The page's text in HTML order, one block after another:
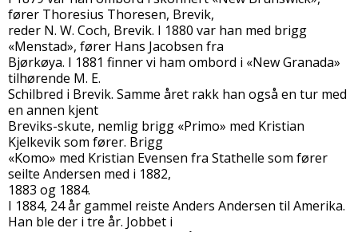
fører Thoresius Thoresen, Brevik,
reder N. W. Coch, Brevik. I 1880 var han med brigg
«Menstad», fører Hans Jacobsen fra
Bjørkøya. I 1881 finner vi ham ombord i «New Granada»
tilhørende M. E.
Schilbred i Brevik. Samme året rakk han også en tur med
en annen kjent
Breviks-skute, nemlig brigg «Primo» med Kristian
Kjelkevik som fører. Brigg
«Komo» med Kristian Evensen fra Stathelle som fører
seilte Andersen med i 1882,
1883 og 1884.
I 1884, 24 år gammel reiste Anders Andersen til Amerika.
Han ble der i tre år. Jobbet i